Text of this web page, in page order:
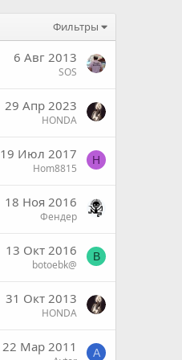
Фильтры
6 Авг 2013
SOS
29 Апр 2023
HONDA
19 Июл 2017
Hom8815
H
18 Ноя 2016
Фендер
13 Окт 2016
botoebk@
B
31 Окт 2013
HONDA
22 Мар 2011 A